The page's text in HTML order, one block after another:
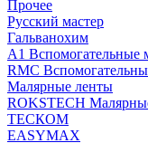
Прочее
Русский мастер
Гальванохим
А1 Вспомогательные
RMC
Малярные ленты
ROKSTECH
ТЕСКОМ
EASYMAX